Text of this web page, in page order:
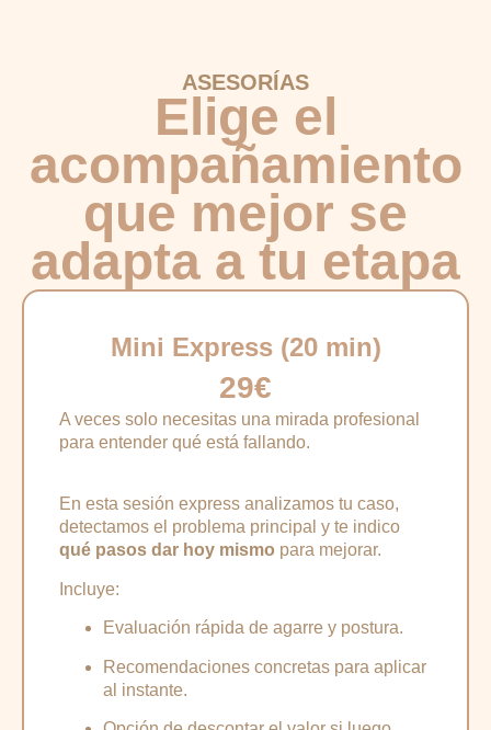
ASESORÍAS
Elige el
acompañamiento
que mejor se
adapta a tu etapa
Mini Express (20 min)
29€
A veces solo necesitas una mirada profesional
para entender qué está fallando.
En esta sesión express analizamos tu caso,
detectamos el problema principal y te indico
qué pasos dar hoy mismo para mejorar.
Incluye:
Evaluación rápida de agarre y postura.
Recomendaciones concretas para aplicar
al instante.